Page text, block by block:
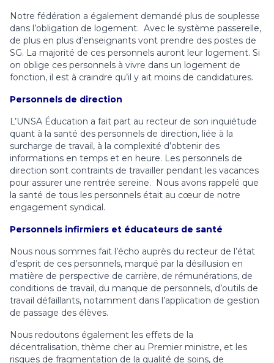
Notre fédération a également demandé plus de souplesse
dans l’obligation de logement. Avec le système passerelle,
de plus en plus d’enseignants vont prendre des postes de
SG. La majorité de ces personnels auront leur logement. Si
on oblige ces personnels à vivre dans un logement de
fonction, il est à craindre qu’il y ait moins de candidatures.
Personnels de direction
L’UNSA Éducation a fait part au recteur de son inquiétude
quant à la santé des personnels de direction, liée à la
surcharge de travail, à la complexité d’obtenir des
informations en temps et en heure. Les personnels de
direction sont contraints de travailler pendant les vacances
pour assurer une rentrée sereine. Nous avons rappelé que
la santé de tous les personnels était au cœur de notre
engagement syndical.
Personnels infirmiers et éducateurs de santé
Nous nous sommes fait l’écho auprès du recteur de l’état
d’esprit de ces personnels, marqué par la désillusion en
matière de perspective de carrière, de rémunérations, de
conditions de travail, du manque de personnels, d’outils de
travail défaillants, notamment dans l’application de gestion
de passage des élèves.
Nous redoutons également les effets de la
décentralisation, thème cher au Premier ministre, et les
risques de fragmentation de la qualité de soins, de